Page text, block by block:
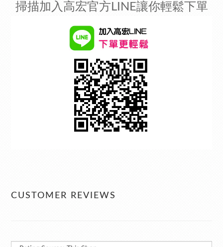
掃描加入高宏官方LINE讓你輕鬆下單
CUSTOMER REVIEWS